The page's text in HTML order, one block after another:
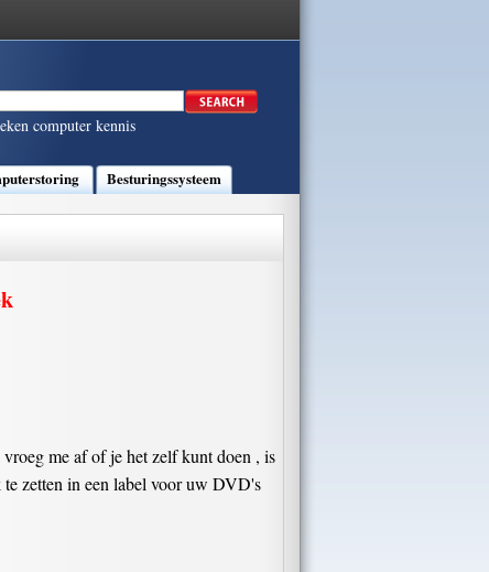
computer kennis
Besturingssysteem
me af of je het zelf kunt doen , is
zetten in een label voor uw DVD's